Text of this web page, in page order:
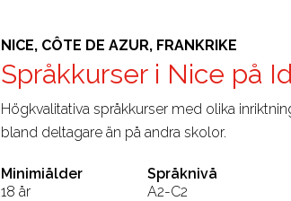
NICE, CÔTE DE AZUR, FRANKRIKE
Språkkurser i Nice på
Högkvalitativa språkkurser med olika
bland deltagare än på andra skolor.
Minimiålder
18 år
Språknivå
A2-C2